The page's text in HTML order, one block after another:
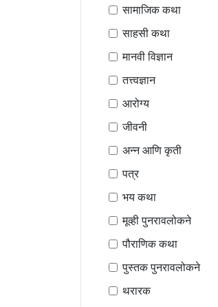
सामाजिक कथा
साहसी कथा
मानवी विज्ञान
तत्त्वज्ञान
आरोग्य
जीवनी
अन्न आणि कृती
पत्र
भय कथा
मूव्ही पुनरावलोकने
पौराणिक कथा
पुस्तक पुनरावलोकने
थरारक